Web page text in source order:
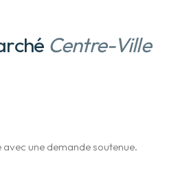
Centre-Ville
une demande soutenue.